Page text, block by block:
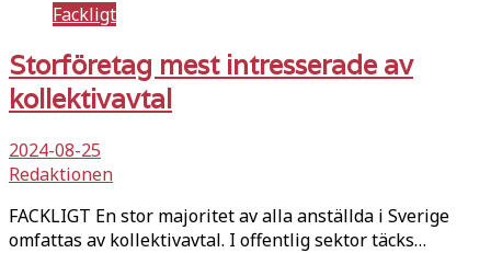
Fackligt
Storföretag mest intresserade av
kollektivavtal
2024-08-25
Redaktionen
FACKLIGT En stor majoritet av alla anställda i Sverige
omfattas av kollektivavtal. I offentlig sektor täcks…